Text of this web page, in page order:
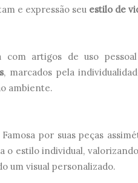
e expressão seu estilo de
com artigos de uso
, marcados pela
ambiente.
Famosa por suas peças
o estilo individual,
um visual personalizado.